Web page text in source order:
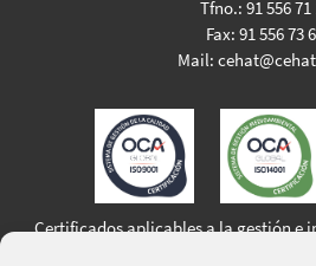
Tfno.: 91 556 71
Fax: 91 556 73
Mail:
Certificados aplicables a la gestión e